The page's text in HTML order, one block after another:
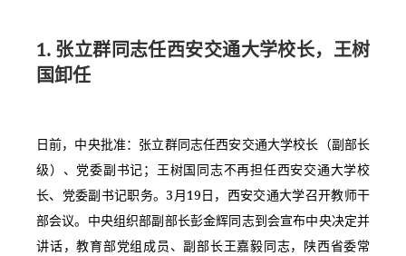
1. 张立群同志任西安交通大学校长，王树
国卸任
日前，中央批准：张立群同志任西安交通大学校长（副部长
级）、党委副书记；王树国同志不再担任西安交通大学校
长、党委副书记职务。3月19日，西安交通大学召开教师干
部会议。中央组织部副部长彭金辉同志到会宣布中央决定并
讲话，教育部党组成员、副部长王嘉毅同志，陕西省委常